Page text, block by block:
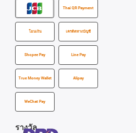
Thai QR Payment
โอนเงิน เครดิตทางบัญชี
Shopee Pay Line Pay
True Money Wallet Alipay
WeChat Pay
รางวัล